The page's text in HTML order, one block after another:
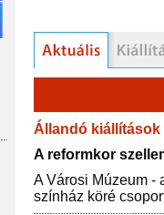
Állandó kiállítások
A reformkor
A Városi Múzeum -
színház köré